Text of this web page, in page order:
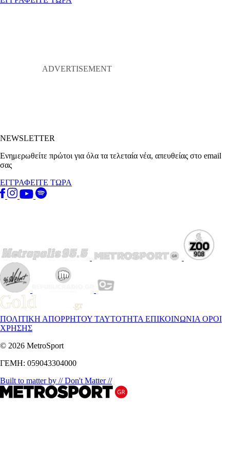
NEWSLETTER
Ενημερωθείτε πρώτοι για όλα τα τελεταία νέα, απευθείας στο email
σας
ΕΓΓΡΑΦΕΙΤΕ ΤΩΡΑ
ΠΟΛΙΤΙΚΗ ΑΠΟΡΡΗΤΟΥ ΤΑΥΤΟΤΗΤΑ ΕΠΙΚΟΙΝΩΝΙΑ ΟΡΟΙ
ΧΡΗΣΗΣ
© 2026 MetroSport
ΓΕΜΗ: 059043304000
Built to matter by // Don't Matter //